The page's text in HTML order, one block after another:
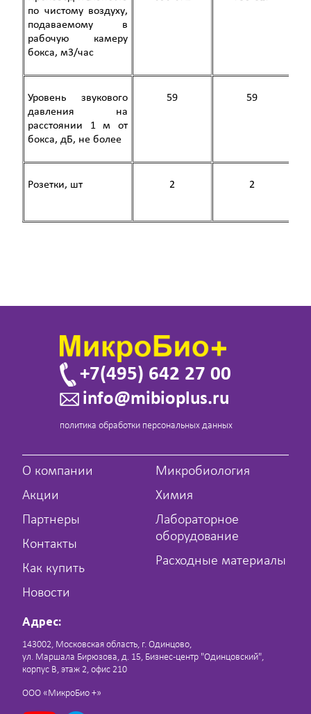
по чистому воздуху,
подаваемому в
рабочую камеру
бокса, м3/час
Уровень звукового
давления на
расстоянии 1 м от
бокса, дБ, не более
59 59
Розетки, шт 2 2
+7(495) 642 27 00
info@mibioplus.ru
политика обработки персональных данных
О компании
Акции
Партнеры
Контакты
Как купить
Новости
Микробиология
Химия
Лабораторное
оборудование
Расходные материалы
Адрес:
143002, Московская область, г. Одинцово,
ул. Маршала Бирюзова, д. 15, Бизнес-центр "Одинцовский",
корпус В, этаж 2, офис 210
ООО «МикроБио +»